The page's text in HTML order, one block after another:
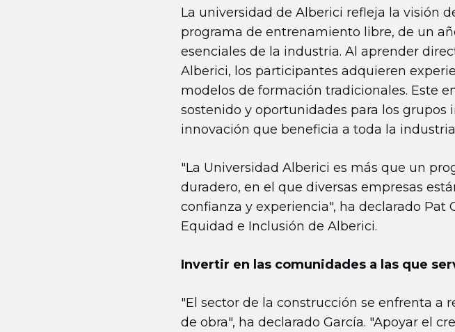
La universidad de Alberici refleja la visión
programa de entrenamiento libre, de un
esenciales de la industria. Al aprender
Alberici, los participantes adquieren
modelos de formación tradicionales. Este
sostenido y oportunidades para los
innovación que beneficia a toda la
"La Universidad Alberici es más que un
duradero, en el que diversas empresas
confianza y experiencia", ha declarado Pat
Equidad e Inclusión de Alberici.
Invertir en las comunidades a las que
"El sector de la construcción se enfrenta a
de obra", ha declarado García. "Apoyar el